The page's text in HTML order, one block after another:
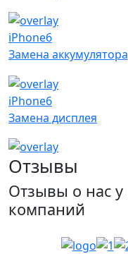
iPhone6
Замена аккумулятора
iPhone6
Замена дисплея
Отзывы
Отзывы о нас
компаний